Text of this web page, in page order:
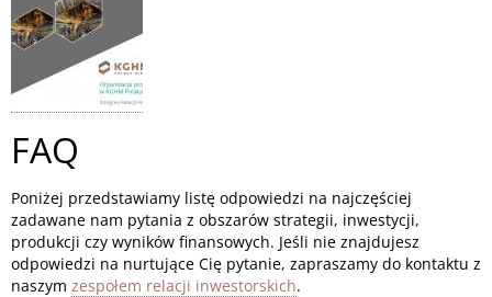
FAQ
Poniżej przedstawiamy listę odpowiedzi na najczęściej
zadawane nam pytania z obszarów strategii, inwestycji,
produkcji czy wyników finansowych. Jeśli nie znajdujesz
odpowiedzi na nurtujące Cię pytanie, zapraszamy do kontaktu z
naszym zespołem relacji inwestorskich.